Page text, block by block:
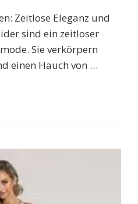
Zeitlose Eleganz und
sind ein zeitloser
Sie verkörpern
einen Hauch von …